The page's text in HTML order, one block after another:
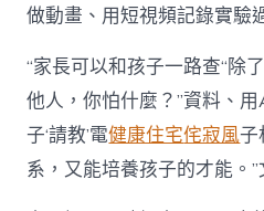
做動畫、用短視頻記錄實驗
“家長可以和孩子一路查“除
他人，你怕什麼？”資料、
子‘請教’電健康住宅侘寂風子
系，又能培養孩子的才能。”